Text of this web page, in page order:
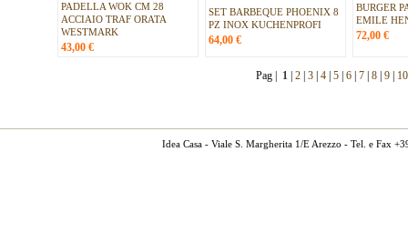
PADELLA WOK CM 28
ACCIAIO TRAF ORATA
WESTMARK
43,00 €
SET BARBEQUE PHOENIX 8
PZ INOX KUCHENPROFI
64,00 €
BURGER
EMILE
72,00 €
Pag | 1| 2| 3| 4| 5| 6| 7| 8| 9| 10
Idea Casa - Viale S. Margherita 1/E Arezzo - Tel. e Fax